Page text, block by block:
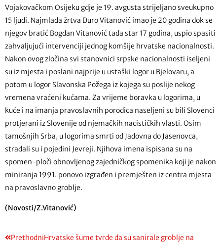
Vojakovačkom Osijeku gdje je 19. avgusta strijeljano sveukupno
15 ljudi. Najmlađa žrtva Đuro Vitanović imao je 20 godina dok se
njegov bratić Bogdan Vitanović tada star 17 godina, uspio spasiti
zahvaljujući intervenciji jednog komšije hrvatske nacionalnosti.
Nakon ovog zločina svi stanovnici srpske nacionalnosti iseljeni
su iz mjesta i poslani najprije u ustaški logor u Bjelovaru, a
potom u logor Slavonska Požega iz kojega su poslije nekog
vremena vraćeni kućama. Za vrijeme boravka u logorima, u
kuće i na imanja pravoslavnih porodica naseljeni su bili Slovenci
protjerani iz Slovenije od njemačkih nacističkih vlasti. Osim
tamošnjih Srba, u logorima smrti od Jadovna do Jasenovca,
stradali su i pojedini Jevreji. Njihova imena ispisana su na
spomen-ploči obnovljenog zajedničkog spomenika koji je nakon
miniranja 1991. ponovo izgrađen i premješten iz centra mjesta
na pravoslavno groblje.
(Novosti/Z.Vitanović)
PrethodniHrvatske šume tvrde da su sanirale groblje na